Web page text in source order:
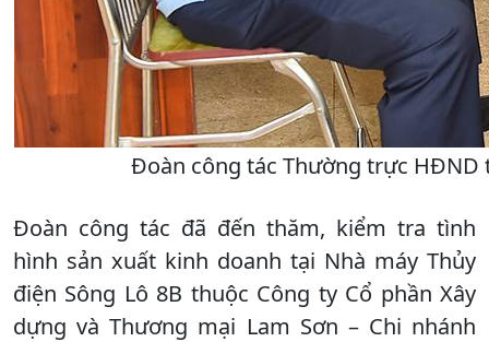
Đoàn công tác Thường trực HĐND
Đoàn công tác đã đến thăm, kiểm tra tình
hình sản xuất kinh doanh tại Nhà máy Thủy
điện Sông Lô 8B thuộc Công ty Cổ phần Xây
dựng và Thương mại Lam Sơn – Chi nhánh